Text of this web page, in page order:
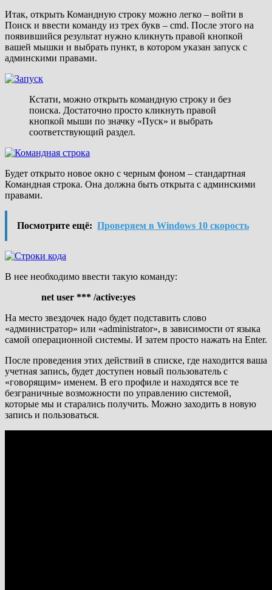
Итак, открыть Командную строку можно легко – войти в
Поиск и ввести команду из трех букв – cmd. После этого на
появившийся результат нужно кликнуть правой кнопкой
вашей мышки и выбрать пункт, в котором указан запуск с
админскими правами.
Кстати, можно открыть командную строку и без
поиска. Достаточно просто кликнуть правой
кнопкой мыши по значку «Пуск» и выбрать
соответствующий раздел.
Будет открыто новое окно с черным фоном – стандартная
Командная строка. Она должна быть открыта с админскими
правами.
Посмотрите ещё: Проверяем в Windows 10 скорость
В нее необходимо ввести такую команду:
net user *** /active:yes
На место звездочек надо будет подставить слово
«администратор» или «administrator», в зависимости от языка
самой операционной системы. И затем просто нажать на Enter.
После проведения этих действий в списке, где находится ваша
учетная запись, будет доступен новый пользователь с
«говорящим» именем. В его профиле и находятся все те
безграничные возможности по управлению системой,
которые мы и старались получить. Можно заходить в новую
запись и пользоваться.